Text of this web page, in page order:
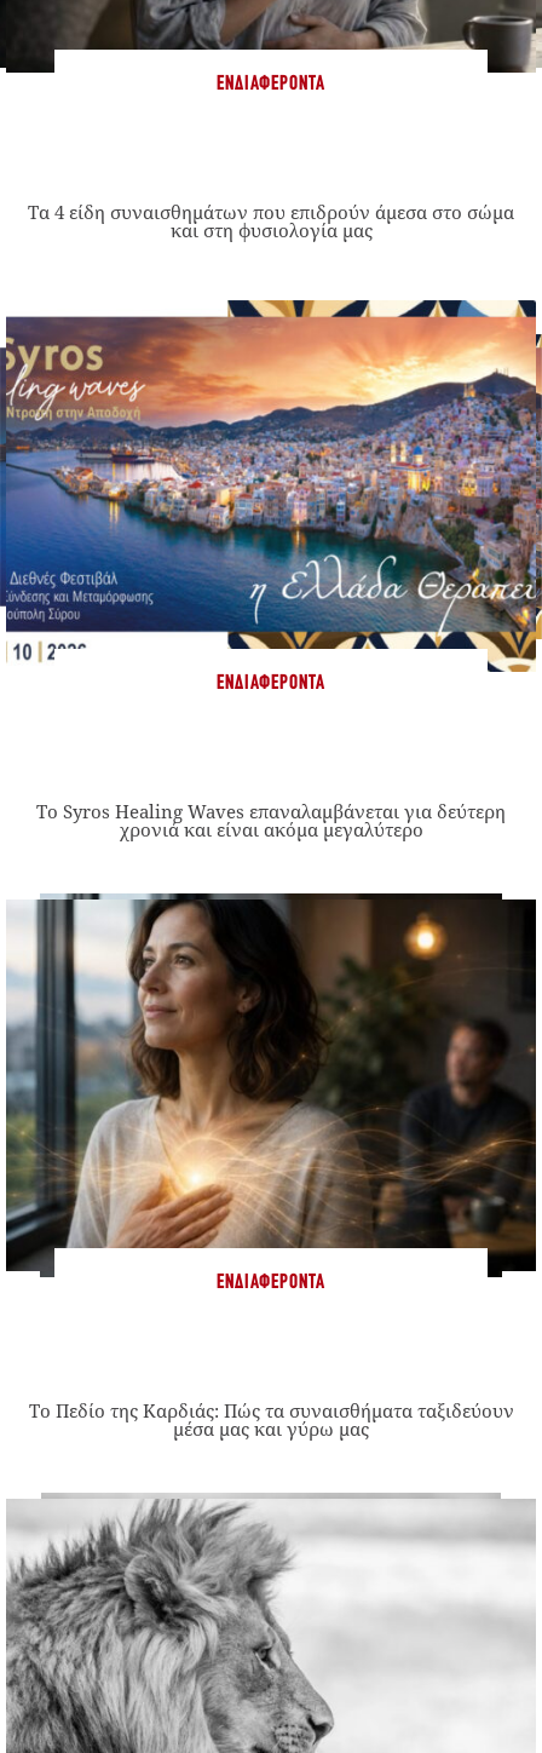
ΕΝΔΙΑΦΈΡΟΝΤΑ
Τα 4 είδη συναισθημάτων που επιδρούν άμεσα στο σώμα
και στη φυσιολογία μας
ΕΝΔΙΑΦΈΡΟΝΤΑ
Το Syros Healing Waves επαναλαμβάνεται για δεύτερη
χρονιά και είναι ακόμα μεγαλύτερο
ΕΝΔΙΑΦΈΡΟΝΤΑ
Το Πεδίο της Καρδιάς: Πώς τα συναισθήματα ταξιδεύουν
μέσα μας και γύρω μας